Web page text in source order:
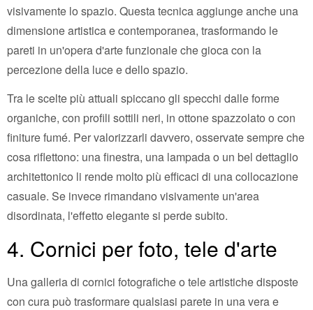
visivamente lo spazio. Questa tecnica aggiunge anche una
dimensione artistica e contemporanea, trasformando le
pareti in un'opera d'arte funzionale che gioca con la
percezione della luce e dello spazio.
Tra le scelte più attuali spiccano gli specchi dalle forme
organiche, con profili sottili neri, in ottone spazzolato o con
finiture fumé. Per valorizzarli davvero, osservate sempre che
cosa riflettono: una finestra, una lampada o un bel dettaglio
architettonico li rende molto più efficaci di una collocazione
casuale. Se invece rimandano visivamente un'area
disordinata, l'effetto elegante si perde subito.
4. Cornici per foto, tele d'arte
Una galleria di cornici fotografiche o tele artistiche disposte
con cura può trasformare qualsiasi parete in una vera e